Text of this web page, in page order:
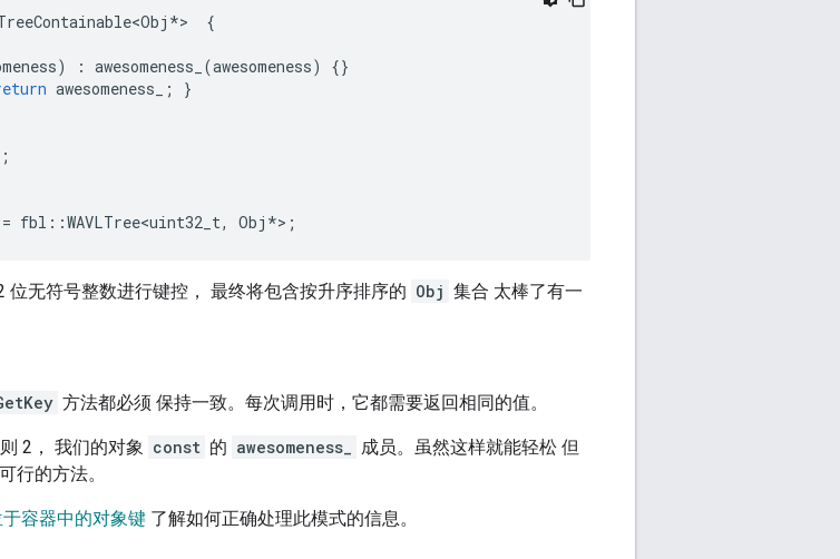
*>
{
) : awesomeness_ (awesomeness)
{}
awesomeness_ ; }
;
= fbl ::WAVLTree<uint32_t, Obj *> ;
无符号整数进行键控， 最终将包含按升序排序的 Obj 集合 太棒了有一
方法都必须 保持一致。每次调用时，它都需要返回相同的值。
2， 我们的对象 const 的 awesomeness_
成员。虽然这样就能轻松 但
行的方法。
容器中的对象键 了解如何正确处理此模式的信息。